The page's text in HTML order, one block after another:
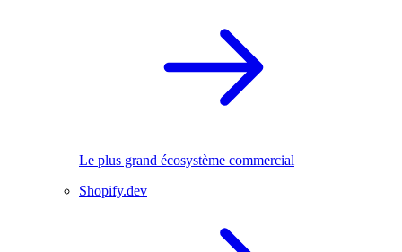
Le plus grand écosystème commercial
Shopify.dev